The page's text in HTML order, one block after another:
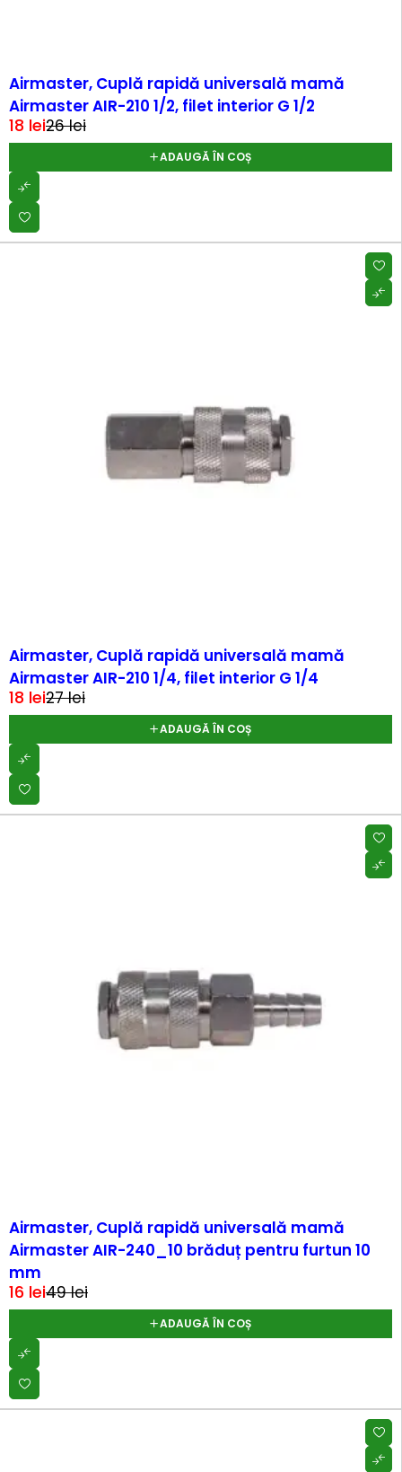
-27%
Airmaster, Cuplă rapidă universală mamă
Airmaster AIR-210 1/2, filet interior G 1/2
26lei
18 lei
ADAUGĂ ÎN COȘ
-31%
Airmaster, Cuplă rapidă universală mamă
Airmaster AIR-210 1/4, filet interior G 1/4
27lei
18 lei
ADAUGĂ ÎN COȘ
-66%
Airmaster, Cuplă rapidă universală mamă
Airmaster AIR-240_10 brăduț pentru furtun 10
mm
49lei
16 lei
ADAUGĂ ÎN COȘ